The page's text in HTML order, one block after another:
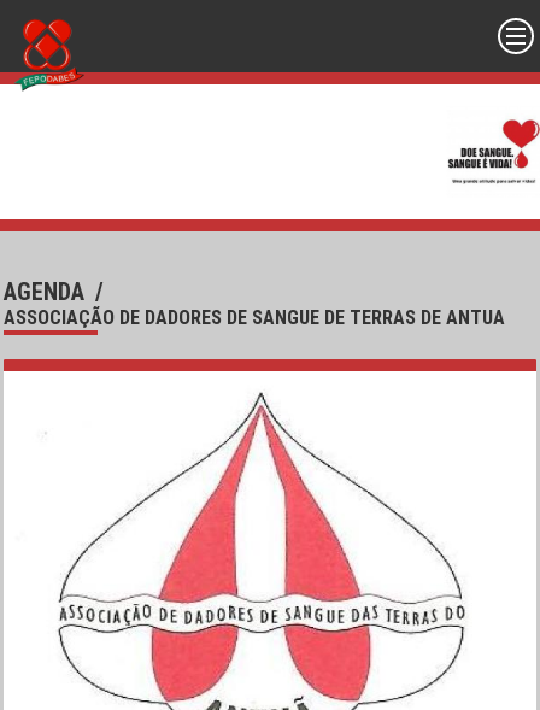
AGENDA /
ASSOCIAÇÃO DE DADORES DE SANGUE DE TERRAS DE ANTUA